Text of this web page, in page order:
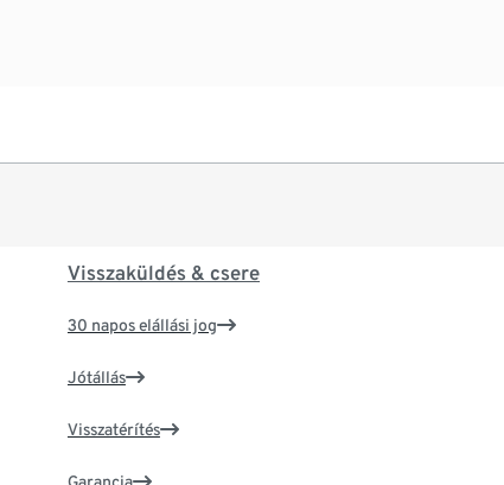
Visszaküldés & csere
30 napos elállási jog
Jótállás
Visszatérítés